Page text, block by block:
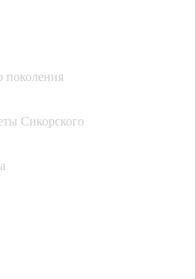
поколения
Сикорского